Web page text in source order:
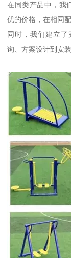
在同类产品中，我
优的价格，在相同
同时，我们建立
询、方案设计到安